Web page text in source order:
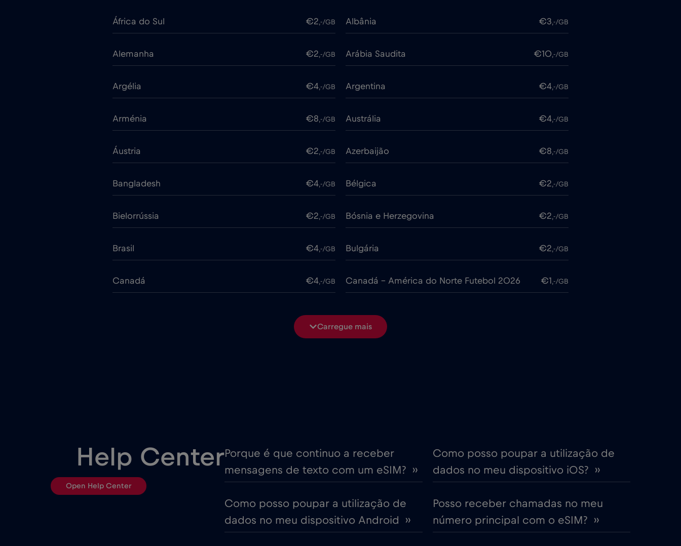
África do Sul €2,-/GB Albânia €3,-/GB
Alemanha €2,-/GB Arábia Saudita €10,-/GB
Argélia €4,-/GB Argentina €4,-/GB
Arménia €8,-/GB Austrália €4,-/GB
Áustria €2,-/GB Azerbaijão €8,-/GB
Bangladesh €4,-/GB Bélgica €2,-/GB
Bielorrússia €2,-/GB Bósnia e Herzegovina €2,-/GB
Brasil €4,-/GB Bulgária €2,-/GB
Canadá €4,-/GB Canadá - América do Norte Futebol 2026 €1 ,-/GB
€4,-/GB Chile
Dinamarca €2,-/GB Dubai €5 ,-/GB
€12,-/GB Emirados Árabes Unidos (EAU) €5,-/GB
Carregue mais
Help Center
Open Help Center
Porque é que continuo a receber
mensagens de texto com um eSIM? ››
Como posso poupar a utilização de
dados no meu dispositivo iOS? ››
Como posso poupar a utilização de
dados no meu dispositivo Android ››
Posso receber chamadas no meu
número principal com o eSIM? ››